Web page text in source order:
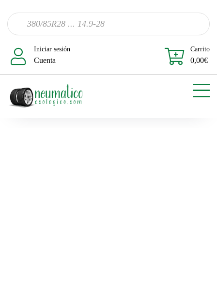
Iniciar sesión
Cuenta
Carrito
0,00€